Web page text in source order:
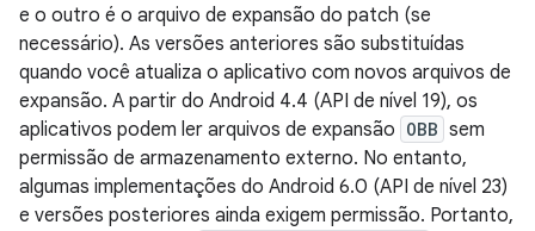
e o outro é o arquivo de expansão do patch (se
necessário). As versões anteriores são substituídas
quando você atualiza o aplicativo com novos arquivos de
expansão. A partir do Android 4.4 (API de nível 19), os
aplicativos podem ler arquivos de expansão OBB sem
permissão de armazenamento externo. No entanto,
algumas implementações do Android 6.0 (API de nível 23)
e versões posteriores ainda exigem permissão. Portanto,